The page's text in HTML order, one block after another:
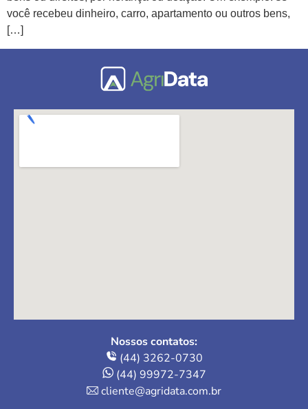
você recebeu dinheiro, carro, apartamento ou outros bens,
[…]
Nossos contatos:
(44) 3262-0730
(44) 99972-7347
cliente@agridata.com.br